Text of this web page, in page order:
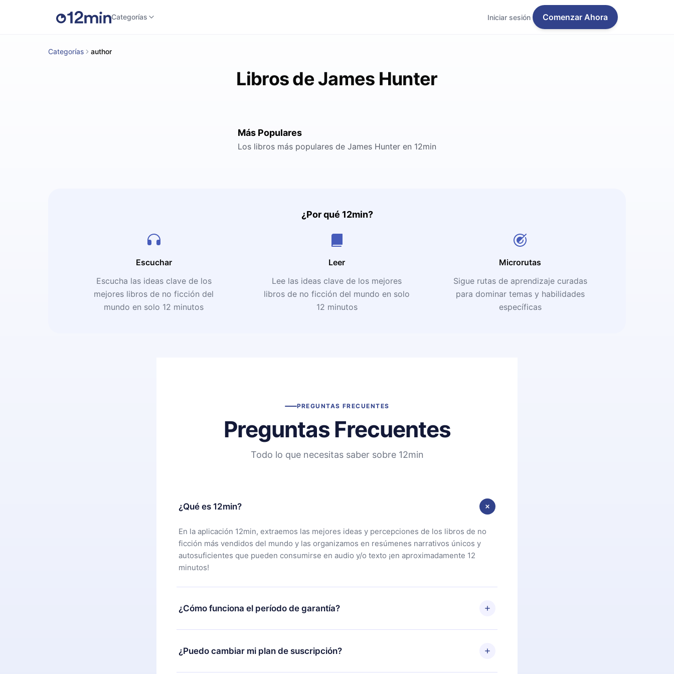
Categorías Iniciar sesión Comenzar Ahora
Categorías author
Libros de James Hunter
Más Populares
Los libros más populares de James Hunter en 12min
¿Por qué 12min?
Escuchar
Escucha las ideas clave de los
mejores libros de no ficción del
mundo en solo 12 minutos
Leer
Lee las ideas clave de los mejores
libros de no ficción del mundo en solo
12 minutos
Microrutas
Sigue rutas de aprendizaje curadas
para dominar temas y habilidades
específicas
PREGUNTAS FRECUENTES
Preguntas Frecuentes
Todo lo que necesitas saber sobre 12min
¿Qué es 12min?
En la aplicación 12min, extraemos las mejores ideas y percepciones de los libros de no
ficción más vendidos del mundo y las organizamos en resúmenes narrativos únicos y
autosuficientes que pueden consumirse en audio y/o texto ¡en aproximadamente 12
minutos!
¿Cómo funciona el período de garantía?
Puedes descargar nuestra aplicación y comenzar a disfrutar de nuestra biblioteca. Si por
alguna razón no estás satisfecho con nuestra plataforma, simplemente contacta a
nuestro equipo de soporte ( contacto@12min.com
¿Puedo cambiar mi plan de suscripción?